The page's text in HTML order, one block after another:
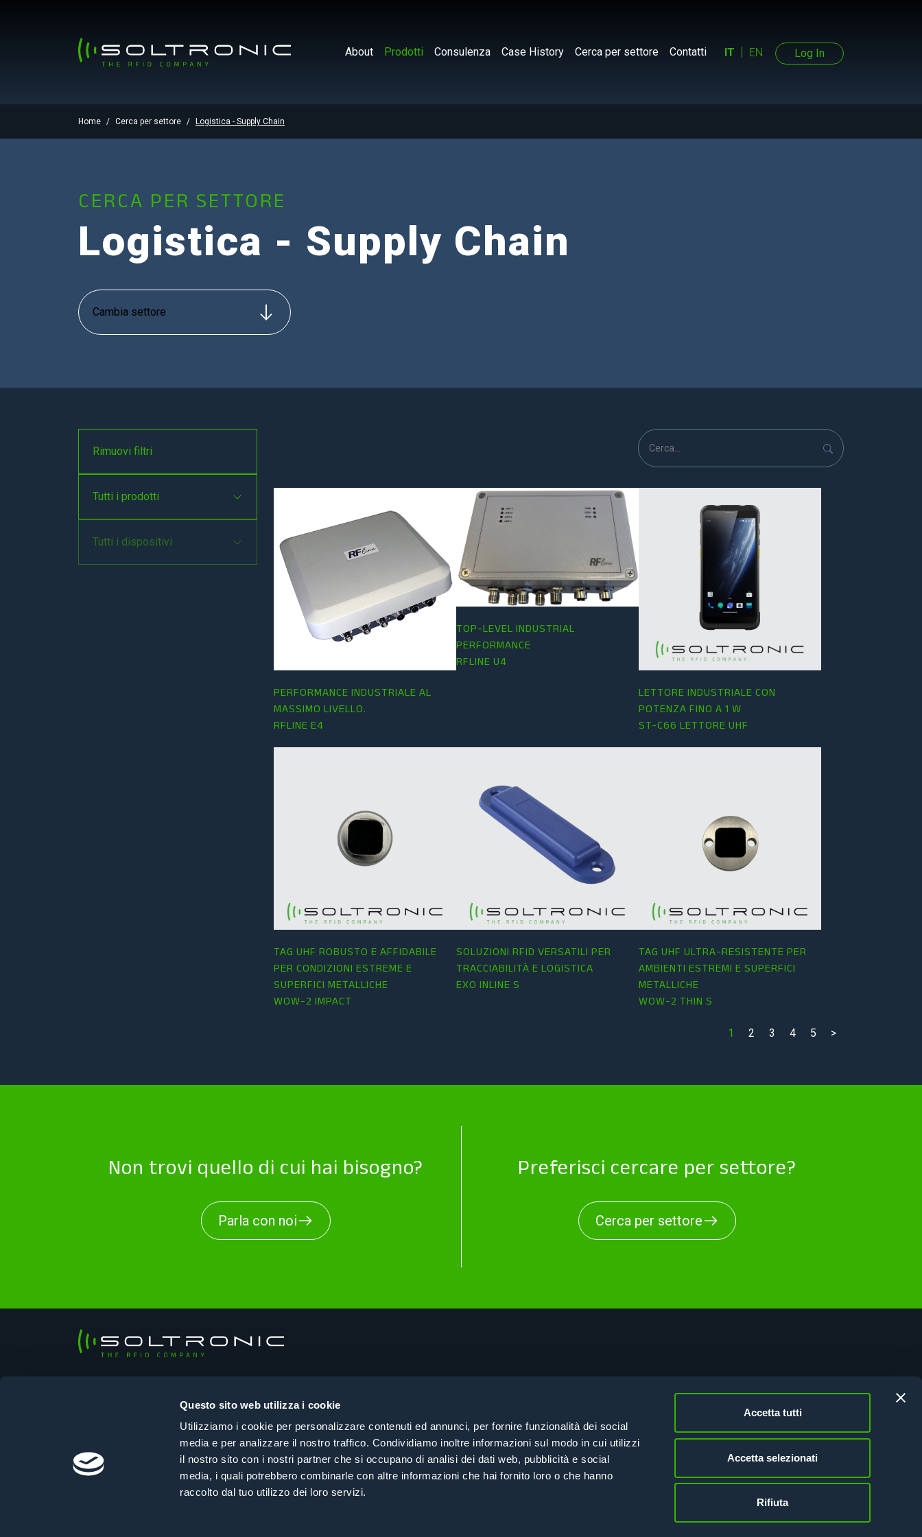
Questo sito web utilizza i cookie
Utilizziamo i cookie per personalizzare contenuti ed annunci, per fornire funzionalità dei social
media e per analizzare il nostro traffico. Condividiamo inoltre informazioni sul modo in cui utilizzi
il nostro sito con i nostri partner che si occupano di analisi dei dati web, pubblicità e social
media, i quali potrebbero combinarle con altre informazioni che hai fornito loro o che hanno
raccolto dal tuo utilizzo dei loro servizi.
Accetta tutti
Accetta selezionati
Rifiuta
About Prodotti Consulenza Case History Cerca per settore Contatti IT EN Log In
Home Cerca per settore Logistica - Supply Chain
CERCA PER SETTORE
Logistica - Supply Chain
Rimuovi filtri
Tutti i prodotti
Tutti i dispositivi
PERFORMANCE INDUSTRIALE AL
MASSIMO LIVELLO.
RFLINE E4
TOP-LEVEL INDUSTRIAL
PERFORMANCE
RFLINE U4
LETTORE INDUSTRIALE CON
POTENZA FINO A 1 W
ST-C66 LETTORE UHF
TAG UHF ROBUSTO E AFFIDABILE
PER CONDIZIONI ESTREME E
SUPERFICI METALLICHE
WOW-2 IMPACT
SOLUZIONI RFID VERSATILI PER
TRACCIABILITÀ E LOGISTICA
EXO INLINE S
TAG UHF ULTRA-RESISTENTE PER
AMBIENTI ESTREMI E SUPERFICI
METALLICHE
WOW-2 THIN S
1 2 3 4 5 >
Non trovi quello di cui hai bisogno?
Parla con noi
Preferisci cercare per settore?
Cerca per settore
Via Selvuzzis, 45/2 – 33100 Udine (UD)
+39 0432 610108
Prodotti
Coesione Italia 21-27